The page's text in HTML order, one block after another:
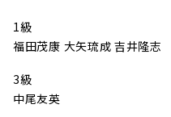
1級
福田茂康 大矢琉成 吉井隆志
3級
中尾友英